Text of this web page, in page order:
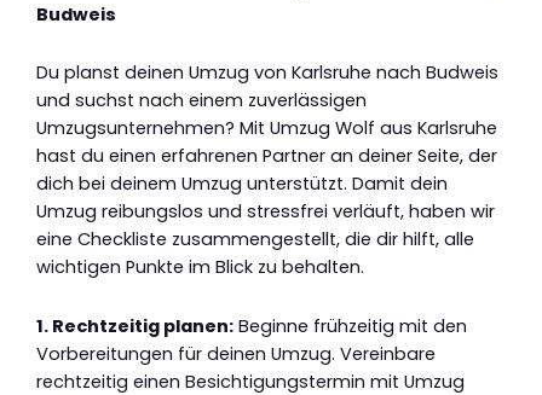
Budweis
Du planst deinen Umzug von Karlsruhe nach Budweis
und suchst nach einem zuverlässigen
Umzugsunternehmen? Mit Umzug Wolf aus Karlsruhe
hast du einen erfahrenen Partner an deiner Seite, der
dich bei deinem Umzug unterstützt. Damit dein
Umzug reibungslos und stressfrei verläuft, haben wir
eine Checkliste zusammengestellt, die dir hilft, alle
wichtigen Punkte im Blick zu behalten.
1. Rechtzeitig planen: Beginne frühzeitig mit den
Vorbereitungen für deinen Umzug. Vereinbare
rechtzeitig einen Besichtigungstermin mit Umzug